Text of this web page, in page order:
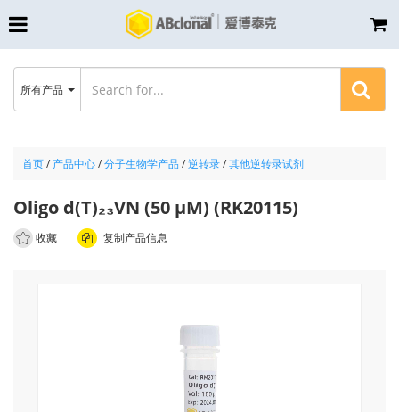
首页/ 产品中心/分子生物学产品/逆转录/其他逆转录试剂
Oligo d(T)₂₃VN (50 μM) (RK20115)
收藏 复制产品信息
所有产品